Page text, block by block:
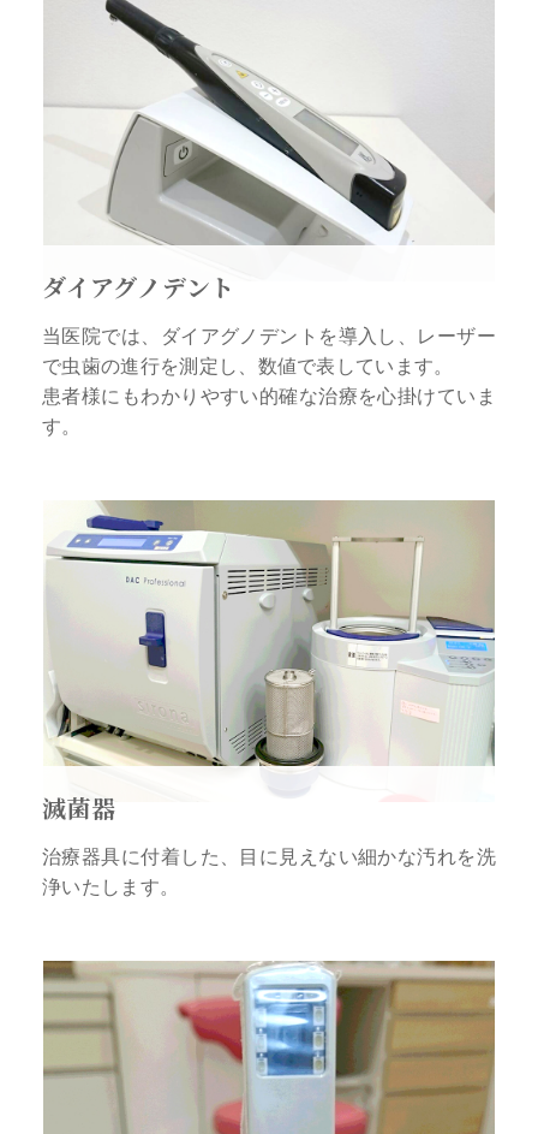
ダイアグノデント
当医院では、ダイアグノデントを導入し、レーザー
で虫歯の進行を測定し、数値で表しています。
患者様にもわかりやすい的確な治療を心掛けていま
す。
滅菌器
治療器具に付着した、目に見えない細かな汚れを洗
浄いたします。